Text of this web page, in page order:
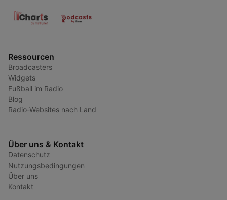
Ressourcen
Broadcasters
Widgets
Fußball im Radio
Blog
Radio-Websites nach Land
Über uns & Kontakt
Datenschutz
Nutzungsbedingungen
Über uns
Kontakt